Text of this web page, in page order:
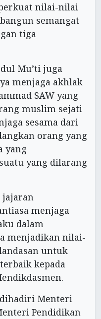
nilai-nilai
semangat
tiga
Mu’ti juga
menjaga akhlak
SAW yang
muslim sejati
sesama dari
orang yang
yang
yang dilarang
jajaran
menjaga
dalam
menjadikan nilai-
untuk
kepada
Menteri
Pendidikan